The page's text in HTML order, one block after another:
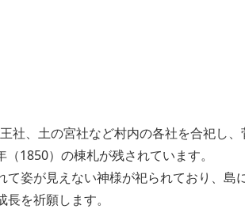
社、土の宮社など村内の各社を合祀し、
1850）の棟札が残されています。
姿が見えない神様が祀られており、島
を祈願します。